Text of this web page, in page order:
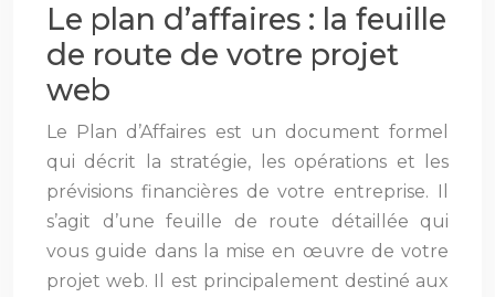
Le plan d’affaires : la feuille
de route de votre projet
web
Le Plan d’Affaires est un document formel
qui décrit la stratégie, les opérations et les
prévisions financières de votre entreprise. Il
s’agit d’une feuille de route détaillée qui
vous guide dans la mise en œuvre de votre
projet web. Il est principalement destiné aux